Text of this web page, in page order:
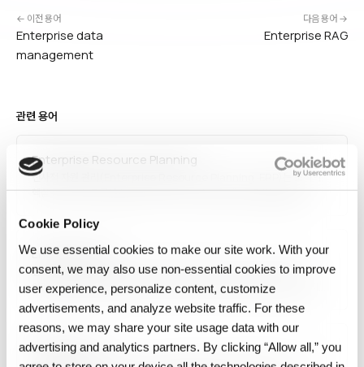
Cookie Policy
We use essential cookies to make our site work. With your
consent, we may also use non‑essential cookies to improve
user experience, personalize content, customize
advertisements, and analyze website traffic. For these
reasons, we may share your site usage data with our
advertising and analytics partners. By clicking “Allow all,” you
← 이전 용어
Enterprise data
management
다음 용어 →
Enterprise RAG
관련 용어
Enterprise Resource Planning
전사적 자원 관리(Enterprise Resource Planning, ERP)는 조직의
핵심 비즈니스 프로세스(재무, 회계, HR, 공급망, 제조, 영업)를 통합
Dynamics, Workday가 대표적이며, 실시간 데이터 공유와 프로세스
기반 자동화가…
Enterprise RAG
엔터프라이즈 RAG는 조직 내부의 문서와 기록을 그 조직의 접근 규칙
아래에서 검색해 답을 만드는 방식입니다. 검색 구조는 일반 RAG와 같지만,
누가 어떤 문단을 볼 수 있는지·원본이 얼마나 자주 바뀌는지·지난 답을
지금도 설명할 수 있는지가 함께 걸립니다.
Enterprise AI